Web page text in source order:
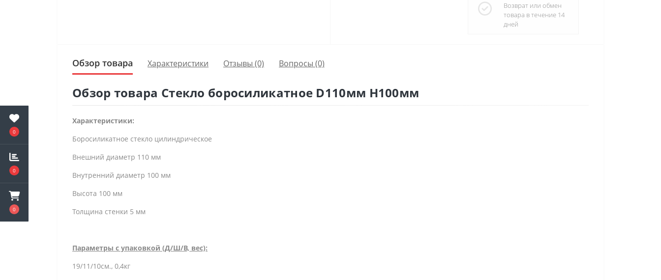
0
0
0
Возврат или обмен
товара в течение 14
дней
Обзор товара Характеристики Отзывы (0) Вопросы (0)
Обзор товара Стекло боросиликатное D110мм H100мм
Характеристики:
Боросиликатное стекло цилиндрическое
Внешний диаметр 110 мм
Внутренний диаметр 100 мм
Высота 100 мм
Толщина стенки 5 мм
Параметры с упаковкой (Д/Ш/В, вес):
19/11/10см., 0,4кг